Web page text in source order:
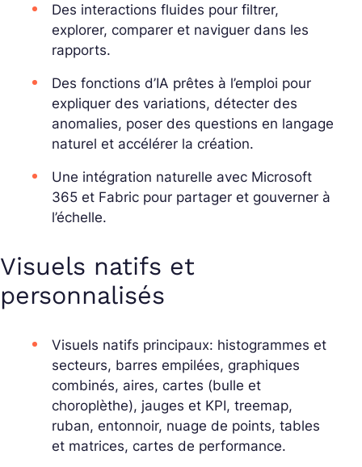
Des interactions fluides pour filtrer,
explorer, comparer et naviguer dans les
rapports.
Des fonctions d’IA prêtes à l’emploi pour
expliquer des variations, détecter des
anomalies, poser des questions en langage
naturel et accélérer la création.
Une intégration naturelle avec Microsoft
365 et Fabric pour partager et gouverner à
l’échelle.
Visuels natifs et
personnalisés
Visuels natifs principaux: histogrammes et
secteurs, barres empilées, graphiques
combinés, aires, cartes (bulle et
choroplèthe), jauges et KPI, treemap,
ruban, entonnoir, nuage de points, tables
et matrices, cartes de performance.